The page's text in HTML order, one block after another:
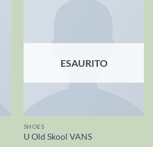
ESAURITO
SHOES
U Old Skool VANS